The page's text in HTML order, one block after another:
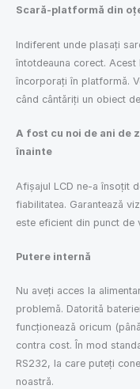
Scară-platformă din
Indiferent unde plasați
întotdeauna corect.
încorporați în platformă.
când cântăriți un obiect
A fost cu noi de ani de
înainte
Afișajul LCD ne-a însoțit
fiabilitatea. Garantează
este eficient din punct de
Putere internă
Nu aveți acces la
problemă. Datorită
funcționează oricum
contra cost. În mod
RS232, la care puteți
noastră.